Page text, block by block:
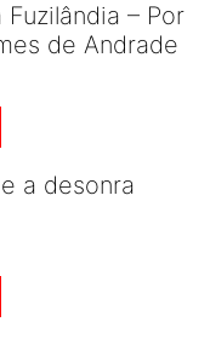
– Por
de Andrade
a desonra